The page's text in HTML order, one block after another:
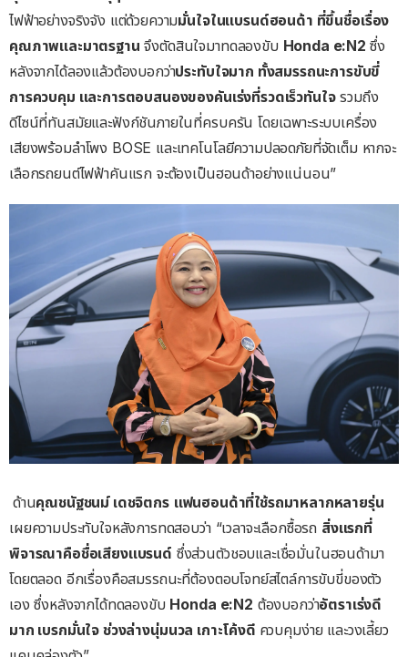
ไฟฟ้าอย่างจริงจัง แต่ด้วยความมั่นใจในแบรนด์ฮอนด้า ที่ขึ้นชื่อเรื่อง
คุณภาพและมาตรฐาน จึงตัดสินใจมาทดลองขับ Honda e:N2 ซึ่ง
หลังจากได้ลองแล้วต้องบอกว่าประทับใจมาก ทั้งสมรรถนะการขับขี่
การควบคุม และการตอบสนองของคันเร่งที่รวดเร็วทันใจรวมถึง
ดีไซน์ที่ทันสมัยและฟังก์ชันภายในที่ครบครัน โดยเฉพาะระบบเครื่อง
เสียงพร้อมลำโพง BOSE และเทคโนโลยีความปลอดภัยที่จัดเต็ม หากจะ
เลือกรถยนต์ไฟฟ้าคันแรก จะต้องเป็นฮอนด้าอย่างแน่นอน”
ด้านคุณชนัฐชนม์ เดชจิตกร แฟนฮอนด้าที่ใช้รถมาหลากหลายรุ่น
เผยความประทับใจหลังการทดสอบว่า “เวลาจะเลือกซื้อรถ สิ่งแรกที่
พิจารณาคือชื่อเสียงแบรนด์ ซึ่งส่วนตัวชอบและเชื่อมั่นในฮอนด้ามา
โดยตลอด อีกเรื่องคือสมรรถนะที่ต้องตอบโจทย์สไตล์การขับขี่ของตัว
เอง ซึ่งหลังจากได้ทดลองขับ Honda e:N2 ต้องบอกว่าอัตราเร่งดี
มาก เบรกมั่นใจ ช่วงล่างนุ่มนวล เกาะโค้งดี ควบคุมง่าย และวงเลี้ยว